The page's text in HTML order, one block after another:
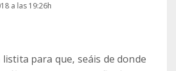
a las 19:26h
para que, seáis de donde